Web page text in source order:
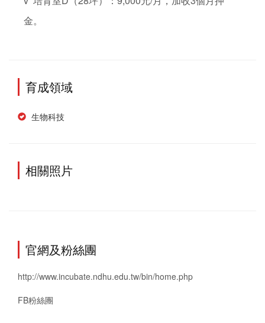
金。
育成領域
生物科技
相關照片
官網及粉絲團
http://www.incubate.ndhu.edu.tw/bin/home.php
FB粉絲團